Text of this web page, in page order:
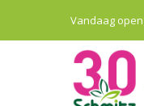
Vandaag